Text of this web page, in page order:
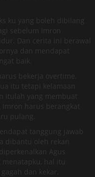
ku yang boleh dibilang
sebelum Imron
Dan cerita ini berawal
dan mendapat
baik.
bekerja overtime,
itu tetapi kelamaan
itulah yang membuat
Imron harus berangkat
pulang.
tanggung jawab
dibantu oleh rekan
Agus
hal itu
dan kekar.